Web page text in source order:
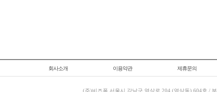
회사소개 이용약관 제휴문의
(주)비즈폼 서울시 강남구 역삼로 204 (역삼동) 604호 /